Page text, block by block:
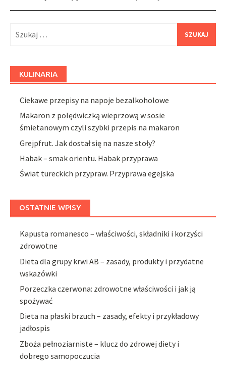
KULINARIA
Ciekawe przepisy na napoje bezalkoholowe
Makaron z polędwiczką wieprzową w sosie
śmietanowym czyli szybki przepis na makaron
Grejpfrut. Jak dostał się na nasze stoły?
Habak – smak orientu. Habak przyprawa
Świat tureckich przypraw. Przyprawa egejska
OSTATNIE WPISY
Kapusta romanesco – właściwości, składniki i korzyści
zdrowotne
Dieta dla grupy krwi AB – zasady, produkty i przydatne
wskazówki
Porzeczka czerwona: zdrowotne właściwości i jak ją
spożywać
Dieta na płaski brzuch – zasady, efekty i przykładowy
jadłospis
Zboża pełnoziarniste – klucz do zdrowej diety i
dobrego samopoczucia